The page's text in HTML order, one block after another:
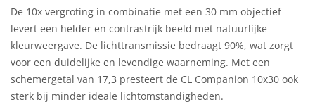
De 10x vergroting in combinatie met een 30 mm objectief
levert een helder en contrastrijk beeld met natuurlijke
kleurweergave. De lichttransmissie bedraagt 90%, wat zorgt
voor een duidelijke en levendige waarneming. Met een
schemergetal van 17,3 presteert de CL Companion 10x30 ook
sterk bij minder ideale lichtomstandigheden.